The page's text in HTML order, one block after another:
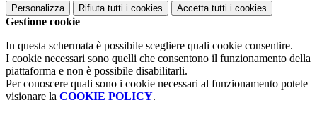
Personalizza Rifiuta tutti i cookies Accetta tutti i cookies
Gestione cookie
In questa schermata è possibile scegliere quali cookie consentire.
I cookie necessari sono quelli che consentono il funzionamento della
piattaforma e non è possibile disabilitarli.
Per conoscere quali sono i cookie necessari al funzionamento potete
visionare la COOKIE POLICY.